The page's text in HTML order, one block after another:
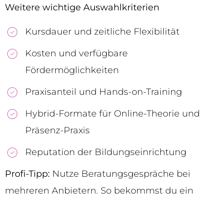
Weitere wichtige Auswahlkriterien
Kursdauer und zeitliche Flexibilität
Kosten und verfügbare
Fördermöglichkeiten
Praxisanteil und Hands-on-Training
Hybrid-Formate für Online-Theorie und
Präsenz-Praxis
Reputation der Bildungseinrichtung
Profi-Tipp: Nutze Beratungsgespräche bei
mehreren Anbietern. So bekommst du ein